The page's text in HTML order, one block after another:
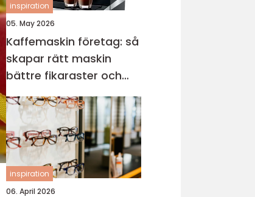
inspiration
05. May 2026
Kaffemaskin företag: så
skapar rätt maskin
bättre fikaraster och
nöjdare medarbetare
inspiration
06. April 2026